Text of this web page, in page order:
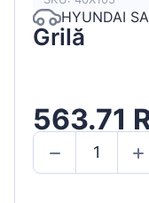
HYUNDAI
Grilă
563.71